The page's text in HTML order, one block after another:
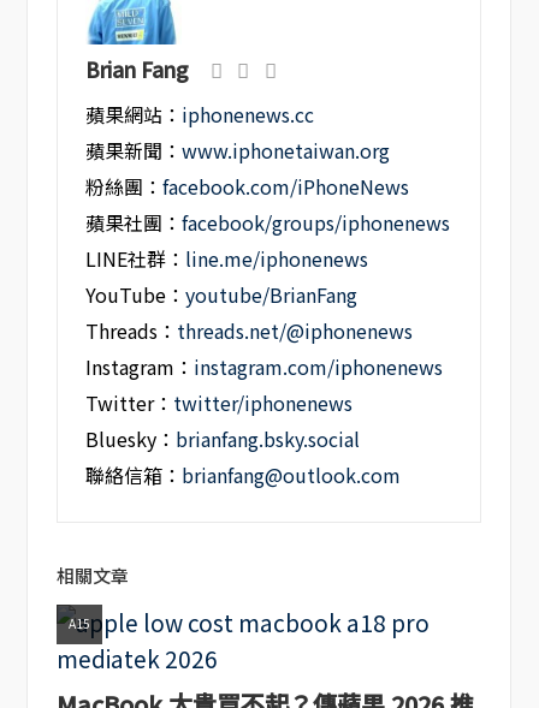
Brian Fang
蘋果網站： iphonenews.cc
蘋果新聞：www.iphonetaiwan.org
粉絲團：facebook.com/iPhoneNews
蘋果社團：facebook/groups/iphonenews
LINE社群： line.me/iphonenews
YouTube：youtube/BrianFang
Threads： threads.net/@iphonenews
Instagram： instagram.com/iphonenews
Twitter： twitter/iphonenews
Bluesky： brianfang.bsky.social
聯絡信箱： brianfang@outlook.com
相關文章
A15